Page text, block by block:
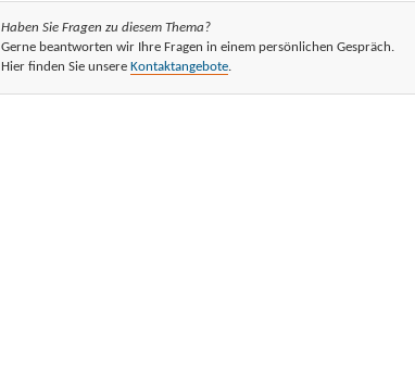
Haben Sie Fragen zu diesem Thema?
Gerne beantworten wir Ihre Fragen in einem persönlichen Gespräch.
Hier finden Sie unsere Kontaktangebote.